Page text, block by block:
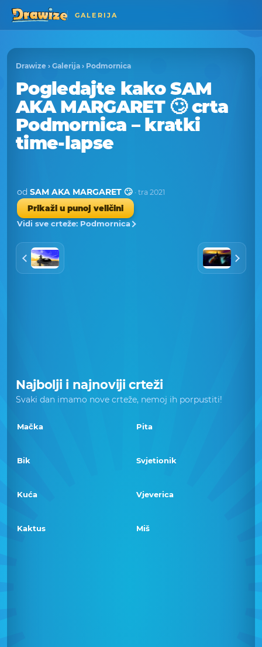
GALERIJA
Drawize › Galerija › Podmornica
Pogledajte kako SAM
AKA MARGARET 🙄 crta
Podmornica – kratki
time-lapse
od SAM AKA MARGARET 🙄 · tra 2021
Prikaži u punoj veličini
Vidi sve crteže: Podmornica
Najbolji i najnoviji crteži
Svaki dan imamo nove crteže, nemoj ih porpustiti!
Mačka Pita
Bik Svjetionik
Kuća Vjeverica
Kaktus Miš